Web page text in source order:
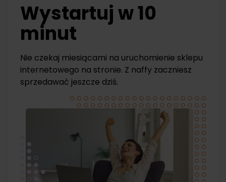
Wystartuj w 10
minut
Nie czekaj miesiącami na uruchomienie sklepu
internetowego na stronie. Z naffy zaczniesz
sprzedawać jeszcze dziś.